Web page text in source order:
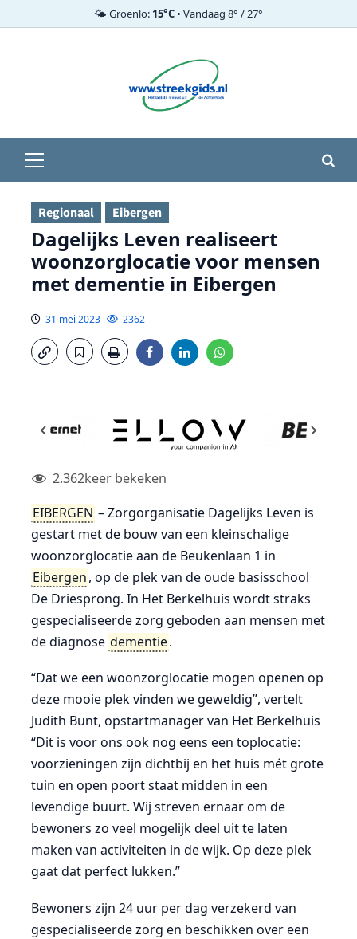
🌤️ Groenlo: 15°C • Vandaag 8° / 27°
menu
Regionaal Eibergen
Dagelijks Leven realiseert
woonzorglocatie voor mensen
met dementie in Eibergen
31 mei 2023 2362
2.362keer bekeken
EIBERGEN – Zorgorganisatie Dagelijks Leven is
gestart met de bouw van een kleinschalige
woonzorglocatie aan de Beukenlaan 1 in
Eibergen, op de plek van de oude basisschool
De Driesprong. In Het Berkelhuis wordt straks
gespecialiseerde zorg geboden aan mensen met
de diagnose dementie.
“Dat we een woonzorglocatie mogen openen op
deze mooie plek vinden we geweldig”, vertelt
Judith Bunt, opstartmanager van Het Berkelhuis
“Dit is voor ons ook nog eens een toplocatie:
voorzieningen zijn dichtbij en het huis mét grote
tuin en open poort staat midden in een
levendige buurt. Wij streven ernaar om de
bewoners zo veel mogelijk deel uit te laten
maken van activiteiten in de wijk. Op deze plek
gaat dat perfect lukken.”
Bewoners zijn 24 uur per dag verzekerd van
gespecialiseerde zorg en beschikken over een